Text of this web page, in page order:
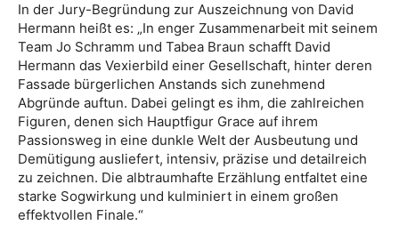
In der Jury-Begründung zur Auszeichnung von David
Hermann heißt es: „In enger Zusammenarbeit mit seinem
Team Jo Schramm und Tabea Braun schafft David
Hermann das Vexierbild einer Gesellschaft, hinter deren
Fassade bürgerlichen Anstands sich zunehmend
Abgründe auftun. Dabei gelingt es ihm, die zahlreichen
Figuren, denen sich Hauptfigur Grace auf ihrem
Passionsweg in eine dunkle Welt der Ausbeutung und
Demütigung ausliefert, intensiv, präzise und detailreich
zu zeichnen. Die albtraumhafte Erzählung entfaltet eine
starke Sogwirkung und kulminiert in einem großen
effektvollen Finale.“